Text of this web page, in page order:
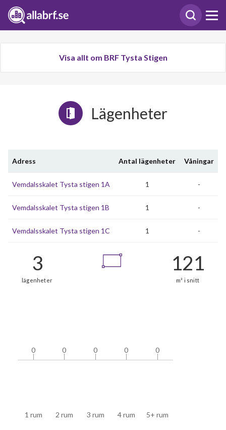
Visa allt om BRF Tysta Stigen
Lägenheter
Adress Antal lägenheter Våningar
Vemdalsskalet Tysta stigen 1A 1 -
Vemdalsskalet Tysta stigen 1B 1 -
Vemdalsskalet Tysta stigen 1C 1 -
lägenheter
1 rum 2 rum 3 rum 4 rum 5+ rum
0
0 0
0 0
0 0
0 0
0